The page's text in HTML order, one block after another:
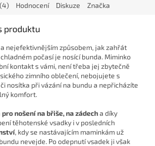
Hodnocení Diskuze Značka
produktu
nejefektivnějším způsobem, jak zahřát
počasí je nosící bunda. Miminko
kontakt s vámi, není třeba jej zbytečně
zimního oblečení, nebojujete s
nosítka při vázání na bundu a nepřicházíte
komfort.
pro nošení na břiše, na zádecha díky
těhotenské vsadky i v posledních
, kdy se nastávajícím maminkám už
nevejde. Po odepnutí vsadek ji však